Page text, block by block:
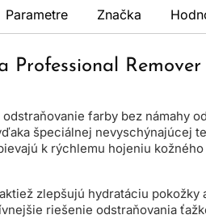
Parametre Značka
Professional
odstraňovanie farby bez námahy
špeciálnej nevyschýnajúcej
k rýchlemu hojeniu
zlepšujú hydratáciu pokožky
riešenie odstraňovania